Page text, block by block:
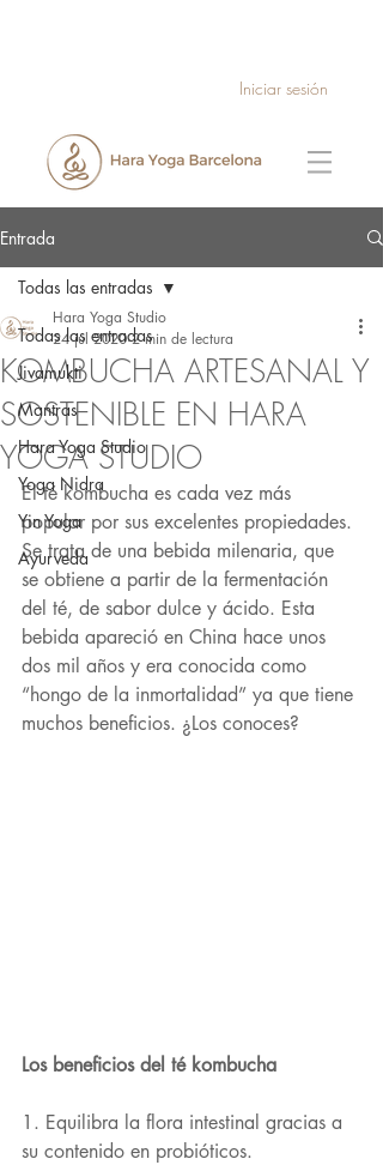
Iniciar sesión
Entrada
Todas las entradas
Jivamukti
Mantras
Hara Yoga Studio
Yoga Nidra
Yin Yoga
Ayurveda
Todas las entradas
KOMBUCHA ARTESANAL Y
SOSTENIBLE EN HARA
YOGA STUDIO
Hara Yoga Studio
24 jul 2020 2 min de lectura
El té kombucha es cada vez más
popular por sus excelentes propiedades.
Se trata de una bebida milenaria, que
se obtiene a partir de la fermentación
del té, de sabor dulce y ácido. Esta
bebida apareció en China hace unos
dos mil años y era conocida como
“hongo de la inmortalidad” ya que tiene
muchos beneficios. ¿Los conoces?
Los beneficios del té kombucha
1. Equilibra la flora intestinal gracias a
su contenido en probióticos.